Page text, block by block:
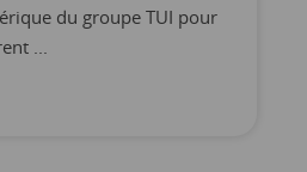
du groupe TUI pour
...